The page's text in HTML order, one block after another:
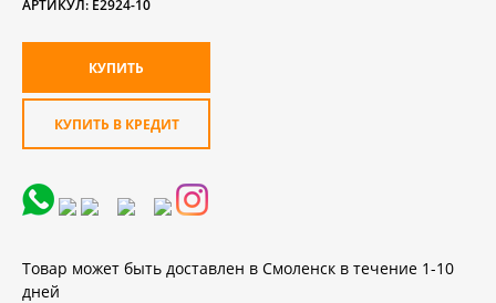
АРТИКУЛ: Е2924-10
КУПИТЬ В КРЕДИТ
Товар может быть доставлен в Смоленск в течение 1-10
дней